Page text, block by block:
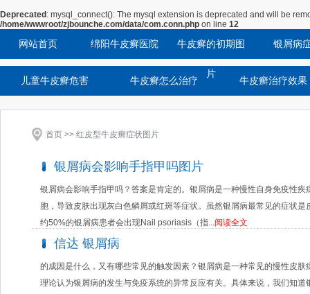
Deprecated : mysql_connect(): The mysql extension is deprecated and will be
/home/wwwroot/zjbounche.com/data/com.conn.php on line 12
网站首页 绵阳牛皮癣医院 牛皮癣的初期图
片
银屑病
儿童牛皮癣危害 牛皮癣怎么治疗 牛皮癣治疗效果
首页 >> 红皮型牛皮癣症状图片
银屑病会影响手指甲吗图片
银屑病会影响手指甲吗？答案是肯定的。银屑病是一种慢性自身免疫性
胞，导致皮肤出现灰白色鳞屑或红斑等症状。虽然银屑病最常见的症状
约50%的银屑病患者会出现Nail psoriasis（指...阅读全文
信达 银屑病
的成因是什么，又有哪些常见的触发因素？银屑病是一种常见的慢性皮
理论认为银屑病的发生与免疫系统的异常反应有关。具体来说，我们知